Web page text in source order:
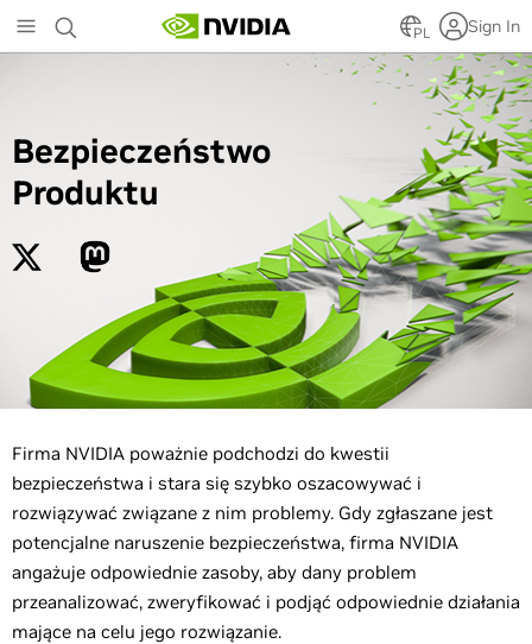
to
main
PL Sign In
Bezpieczeństwo
Produktu
Firma NVIDIA poważnie podchodzi do kwestii
bezpieczeństwa i stara się szybko oszacowywać i
rozwiązywać związane z nim problemy. Gdy zgłaszane jest
potencjalne naruszenie bezpieczeństwa, firma NVIDIA
angażuje odpowiednie zasoby, aby dany problem
przeanalizować, zweryfikować i podjąć odpowiednie działania
mające na celu jego rozwiązanie.